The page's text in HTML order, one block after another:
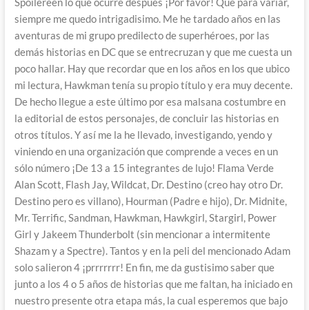
siempre me quedo intrigadisimo. Me he tardado años en las
aventuras de mi grupo predilecto de superhéroes, por las
demás historias en DC que se entrecruzan y que me cuesta un
poco hallar. Hay que recordar que en los años en los que ubico
mi lectura, Hawkman tenía su propio título y era muy decente.
De hecho llegue a este último por esa malsana costumbre en
la editorial de estos personajes, de concluir las historias en
otros títulos. Y así me la he llevado, investigando, yendo y
viniendo en una organización que comprende a veces en un
sólo número ¡De 13 a 15 integrantes de lujo! Flama Verde
Alan Scott, Flash Jay, Wildcat, Dr. Destino (creo hay otro Dr.
Destino pero es villano), Hourman (Padre e hijo), Dr. Midnite,
Mr. Terrific, Sandman, Hawkman, Hawkgirl, Stargirl, Power
Girl y Jakeem Thunderbolt (sin mencionar a intermitente
Shazam y a Spectre). Tantos y en la peli del mencionado Adam
solo salieron 4 ¡prrrrrrr! En fin, me da gustisimo saber que
junto a los 4 o 5 años de historias que me faltan, ha iniciado en
nuestro presente otra etapa más, la cual esperemos que bajo